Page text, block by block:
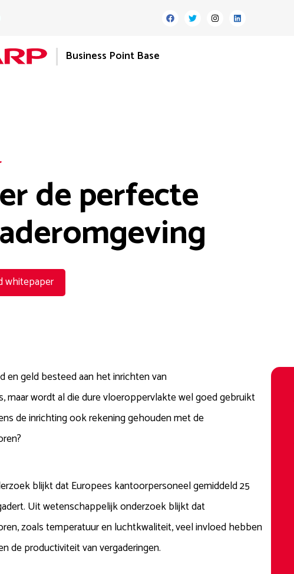
Business Point Base
de perfecte
whitepaper
en geld besteed aan het inrichten van
maar wordt al die dure vloeroppervlakte wel goed gebruikt
de inrichting ook rekening gehouden met de
blijkt dat Europees kantoorpersoneel gemiddeld 25
Uit wetenschappelijk onderzoek blijkt dat
zoals temperatuur en luchtkwaliteit, veel invloed hebben
de productiviteit van vergaderingen.